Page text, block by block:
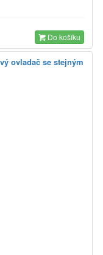
Do košíku
ovladač se stejným